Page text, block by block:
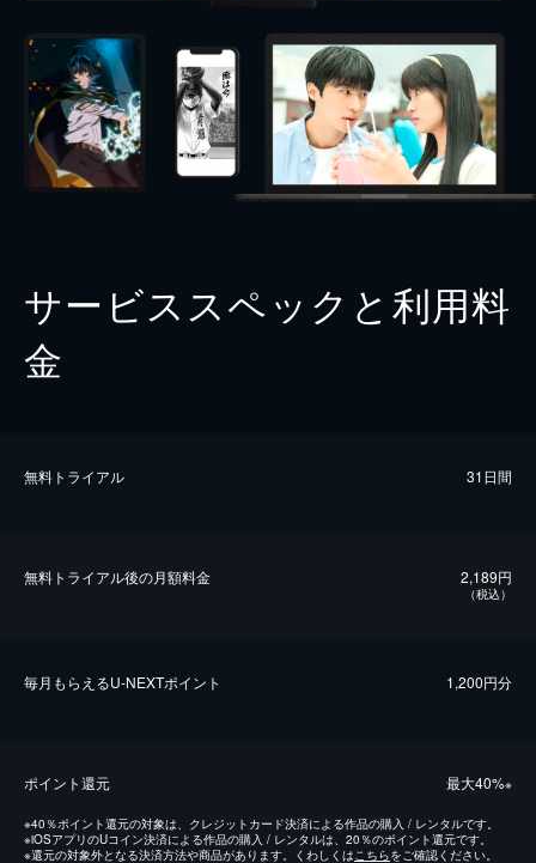
サービススペックと利用料
金
無料トライアル 31日間
無料トライアル後の⽉額料金 2,189円
（税込）
毎⽉もらえるU-NEXTポイント 1,200円分
ポイント還元 最⼤40%※
※40％ポイント還元の対象は、クレジットカード決済による作品の購入 / レンタルです。
※iOSアプリのUコイン決済による作品の購入 / レンタルは、20％のポイント還元です。
※還元の対象外となる決済方法や商品があります。くわしくはこちらをご確認ください。